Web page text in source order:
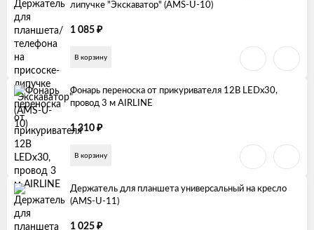
липучке "Экскаватор" (AMS-U-10)
1 085 ₽
В корзину
Фонарь переноска от прикуривателя 12В LEDx30,
провод 3 м AIRLINE
1 310 ₽
В корзину
Держатель для планшета универсальный на кресло
(AMS-U-11)
1 025 ₽